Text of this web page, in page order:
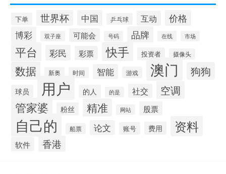
下单 世界杯 中国 乒乓球 互动 价格
博彩 双子座 可能会 号码 品牌 在线 市场
平台 彩民 彩票 快手 投资者 摄像头
数据 新奥 时间 智能 游戏 澳门 狗狗
球员 用户 的人 的是 社交 空调
管家婆 粉丝 精准 网站 股票
自己的 船票 论文 账号 费用 资料
软件 香港